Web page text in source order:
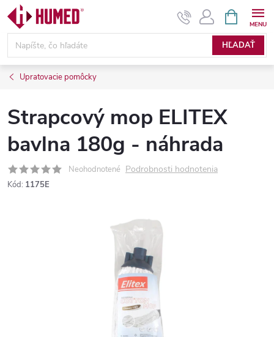
Prejsť
obsah
HĽADAŤ
KOŠÍK
Upratovacie pomôcky
Strapcový mop ELITEX
bavlna 180g - náhrada
Neohodnotené Podrobnosti hodnotenia
Kód: 1175E